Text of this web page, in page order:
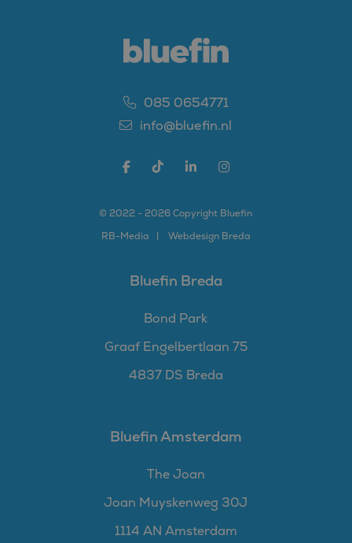
085 0654771
info@bluefin.nl
© 2022 - 2026 Copyright Bluefin
RB-Media Webdesign Breda
Bluefin Breda
Bond Park
Graaf Engelbertlaan 75
4837 DS Breda
Bluefin Amsterdam
The Joan
Joan Muyskenweg 30J
1114 AN Amsterdam